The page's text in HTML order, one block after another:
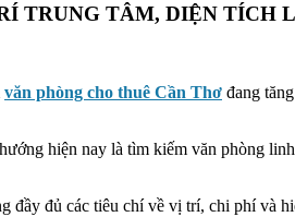
TRUNG TÂM, DIỆN TÍCH
văn phòng cho thuê Cần Thơ đang
hiện nay là tìm kiếm văn phòng
đầy đủ các tiêu chí về vị trí, chi phí và